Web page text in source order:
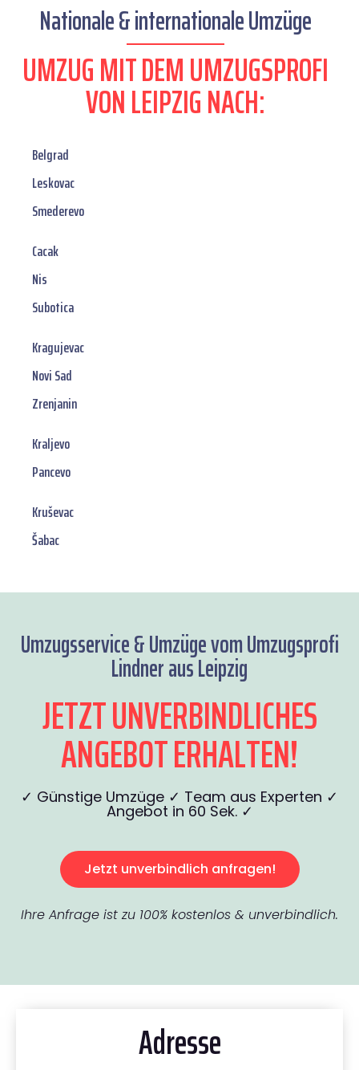
Nationale & internationale Umzüge
UMZUG MIT DEM UMZUGSPROFI
VON LEIPZIG NACH:
Belgrad
Leskovac
Smederevo
Cacak
Nis
Subotica
Kragujevac
Novi Sad
Zrenjanin
Kraljevo
Pancevo
Kruševac
Šabac
Umzugsservice & Umzüge vom Umzugsprofi
Lindner aus Leipzig
JETZT UNVERBINDLICHES
ANGEBOT ERHALTEN!
✓ Günstige Umzüge ✓ Team aus Experten ✓
Angebot in 60 Sek. ✓
Jetzt unverbindlich anfragen!
Ihre Anfrage ist zu 100% kostenlos & unverbindlich.
Adresse